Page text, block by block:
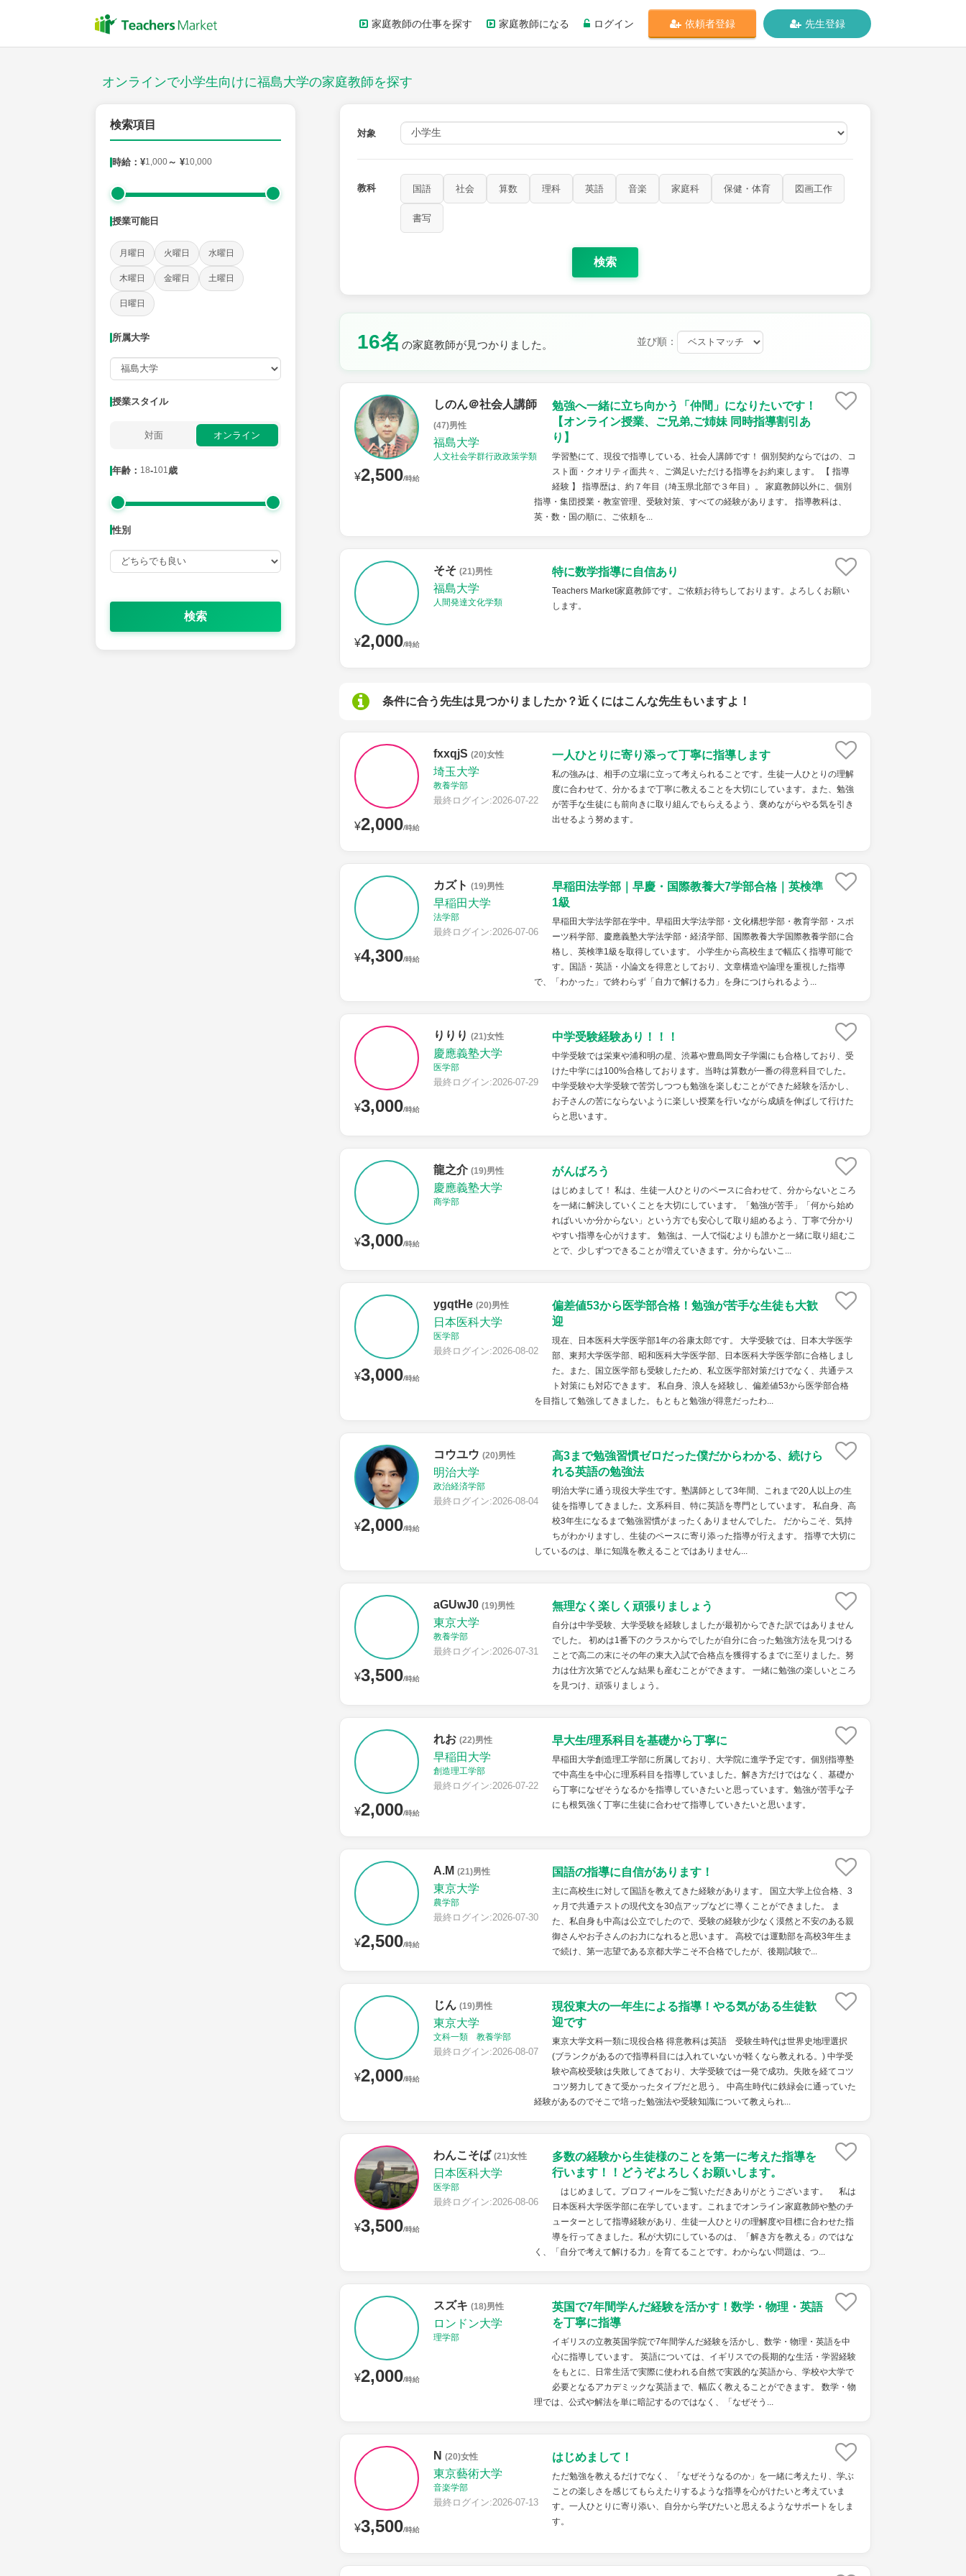
家庭教師の仕事を探す 家庭教師になる ログイン 依頼者登録 先生登録
オンラインで小学生向けに福島大学の家庭教師を探す
検索項目
時給：¥1,000～ ¥10,000
授業可能日
月曜日 火曜日 水曜日
木曜日 金曜日 土曜日
日曜日
所属大学
授業スタイル
対面 オンライン
年齢： 18-101歳
性別
検索
対象
教科 国語 社会 算数 理科 英語 音楽 家庭科 保健・体育 図画工作
書写
検索
16名 の家庭教師が見つかりました。 並び順：
¥2,500/時給
しのん＠社会人講師
(47)男性
福島大学
人文社会学群行政政策学類
勉強へ一緒に立ち向かう「仲間」になりたいです！
【オンライン授業、ご兄弟,ご姉妹 同時指導割引あ
り】
学習塾にて、現役で指導している、社会人講師です！ 個別契約ならではの、コ
スト面・クオリティ面共々、ご満足いただける指導をお約束します。 【 指導
経験 】 指導歴は、約７年目（埼玉県北部で３年目）。 家庭教師以外に、個別
指導・集団授業・教室管理、受験対策、すべての経験があります。 指導教科は、
英・数・国の順に、ご依頼を...
¥2,000/時給
そそ (21)男性
福島大学
人間発達文化学類
特に数学指導に自信あり
Teachers Market家庭教師です。ご依頼お待ちしております。よろしくお願い
します。
条件に合う先生は見つかりましたか？近くにはこんな先生もいますよ！
¥2,000/時給
fxxqjS (20)女性
埼玉大学
教養学部
最終ログイン:2026-07-22
一人ひとりに寄り添って丁寧に指導します
私の強みは、相手の立場に立って考えられることです。生徒一人ひとりの理解
度に合わせて、分かるまで丁寧に教えることを大切にしています。また、勉強
が苦手な生徒にも前向きに取り組んでもらえるよう、褒めながらやる気を引き
出せるよう努めます。
¥4,300/時給
カズト (19)男性
早稲田大学
法学部
最終ログイン:2026-07-06
早稲田法学部｜早慶・国際教養大7学部合格｜英検準
1級
早稲田大学法学部在学中。早稲田大学法学部・文化構想学部・教育学部・スポ
ーツ科学部、慶應義塾大学法学部・経済学部、国際教養大学国際教養学部に合
格し、英検準1級を取得しています。 小学生から高校生まで幅広く指導可能で
す。国語・英語・小論文を得意としており、文章構造や論理を重視した指導
で、「わかった」で終わらず「自力で解ける力」を身につけられるよう...
¥3,000/時給
りりり (21)女性
慶應義塾大学
医学部
最終ログイン:2026-07-29
中学受験経験あり！！！
中学受験では栄東や浦和明の星、渋幕や豊島岡女子学園にも合格しており、受
けた中学には100%合格しております。当時は算数が一番の得意科目でした。
中学受験や大学受験で苦労しつつも勉強を楽しむことができた経験を活かし、
お子さんの苦にならないように楽しい授業を行いながら成績を伸ばして行けた
らと思います。
¥3,000/時給
龍之介 (19)男性
慶應義塾大学
商学部
がんばろう
はじめまして！ 私は、生徒一人ひとりのペースに合わせて、分からないところ
を一緒に解決していくことを大切にしています。「勉強が苦手」「何から始め
ればいいか分からない」という方でも安心して取り組めるよう、丁寧で分かり
やすい指導を心がけます。 勉強は、一人で悩むよりも誰かと一緒に取り組むこ
とで、少しずつできることが増えていきます。分からないこ...
¥3,000/時給
ygqtHe (20)男性
日本医科大学
医学部
最終ログイン:2026-08-02
偏差値53から医学部合格！勉強が苦手な生徒も大歓
迎
現在、日本医科大学医学部1年の谷康太郎です。 大学受験では、日本大学医学
部、東邦大学医学部、昭和医科大学医学部、日本医科大学医学部に合格しまし
た。また、国立医学部も受験したため、私立医学部対策だけでなく、共通テス
ト対策にも対応できます。 私自身、浪人を経験し、偏差値53から医学部合格
を目指して勉強してきました。もともと勉強が得意だったわ...
¥2,000/時給
コウユウ (20)男性
明治大学
政治経済学部
最終ログイン:2026-08-04
高3まで勉強習慣ゼロだった僕だからわかる、続けら
れる英語の勉強法
明治大学に通う現役大学生です。塾講師として3年間、これまで20人以上の生
徒を指導してきました。文系科目、特に英語を専門としています。 私自身、高
校3年生になるまで勉強習慣がまったくありませんでした。 だからこそ、気持
ちがわかりますし、生徒のペースに寄り添った指導が行えます。 指導で大切に
しているのは、単に知識を教えることではありません...
¥3,500/時給
aGUwJ0 (19)男性
東京大学
教養学部
最終ログイン:2026-07-31
無理なく楽しく頑張りましょう
自分は中学受験、大学受験を経験しましたが最初からできた訳ではありません
でした。 初めは1番下のクラスからでしたが自分に合った勉強方法を見つける
ことで高二の末にその年の東大入試で合格点を獲得するまでに至りました。努
力は仕方次第でどんな結果も産むことができます。 一緒に勉強の楽しいところ
を見つけ、頑張りましょう。
¥2,000/時給
れお (22)男性
早稲田大学
創造理工学部
最終ログイン:2026-07-22
早大生/理系科目を基礎から丁寧に
早稲田大学創造理工学部に所属しており、大学院に進学予定です。個別指導塾
で中高生を中心に理系科目を指導していました。解き方だけではなく、基礎か
ら丁寧になぜそうなるかを指導していきたいと思っています。勉強が苦手な子
にも根気強く丁寧に生徒に合わせて指導していきたいと思います。
¥2,500/時給
A.M (21)男性
東京大学
農学部
最終ログイン:2026-07-30
国語の指導に自信があります！
主に高校生に対して国語を教えてきた経験があります。 国立大学上位合格、3
ヶ月で共通テストの現代文を30点アップなどに導くことができました。 ま
た、私自身も中高は公立でしたので、受験の経験が少なく漠然と不安のある親
御さんやお子さんのお力になれると思います。 高校では運動部を高校3年生ま
で続け、第一志望である京都大学こそ不合格でしたが、後期試験で...
¥2,000/時給
じん (19)男性
東京大学
文科一類 教養学部
最終ログイン:2026-08-07
現役東大の一年生による指導！やる気がある生徒歓
迎です
東京大学文科一類に現役合格 得意教科は英語 受験生時代は世界史地理選択
(ブランクがあるので指導科目には入れていないが軽くなら教えれる。) 中学受
験や高校受験は失敗してきており、大学受験では一発で成功。失敗を経てコツ
コツ努力してきて受かったタイプだと思う。 中高生時代に鉄緑会に通っていた
経験があるのでそこで培った勉強法や受験知識について教えられ...
¥3,500/時給
わんこそば (21)女性
日本医科大学
医学部
最終ログイン:2026-08-06
多数の経験から生徒様のことを第一に考えた指導を
行います！！どうぞよろしくお願いします。
はじめまして。プロフィールをご覧いただきありがとうございます。 私は
日本医科大学医学部に在学しています。これまでオンライン家庭教師や塾のチ
ューターとして指導経験があり、生徒一人ひとりの理解度や目標に合わせた指
導を行ってきました。私が大切にしているのは、「解き方を教える」のではな
く、「自分で考えて解ける力」を育てることです。わからない問題は、つ...
¥2,000/時給
スズキ (18)男性
ロンドン大学
理学部
英国で7年間学んだ経験を活かす！数学・物理・英語
を丁寧に指導
イギリスの立教英国学院で7年間学んだ経験を活かし、数学・物理・英語を中
心に指導しています。 英語については、イギリスでの長期的な生活・学習経験
をもとに、日常生活で実際に使われる自然で実践的な英語から、学校や大学で
必要となるアカデミックな英語まで、幅広く教えることができます。 数学・物
理では、公式や解法を単に暗記するのではなく、「なぜそう...
¥3,500/時給
N (20)女性
東京藝術大学
音楽学部
最終ログイン:2026-07-13
はじめまして！
ただ勉強を教えるだけでなく、「なぜそうなるのか」を一緒に考えたり、学ぶ
ことの楽しさを感じてもらえたりするような指導を心がけたいと考えていま
す。一人ひとりに寄り添い、自分から学びたいと思えるようなサポートをしま
す。
授業スタイル
社会 保健・体育 図画工作 書写
時給：¥1,000 ～ ¥10,000
授業可能日
火曜日 土曜日 日曜日
所属大学